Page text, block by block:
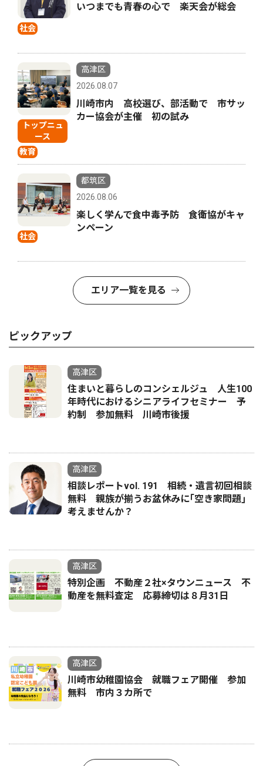
社会
いつまでも青春の心で 楽天会が総会
トップニュ
ース
教育
高津区
2026.08.07
川崎市内 高校選び、部活動で 市サッ
カー協会が主催 初の試み
社会
都筑区
2026.08.06
楽しく学んで食中毒予防 食衛協がキャ
ンペーン
エリア一覧を見る
ピックアップ
高津区
住まいと暮らしのコンシェルジュ 人生100
年時代におけるシニアライフセミナー 予
約制 参加無料 川崎市後援
高津区
相談レポートvol. 191 相続・遺言初回相談
無料 親族が揃うお盆休みに｢空き家問題｣
考えませんか？
高津区
特別企画 不動産２社×タウンニュース 不
動産を無料査定 応募締切は８月31日
高津区
川崎市幼稚園協会 就職フェア開催 参加
無料 市内３カ所で